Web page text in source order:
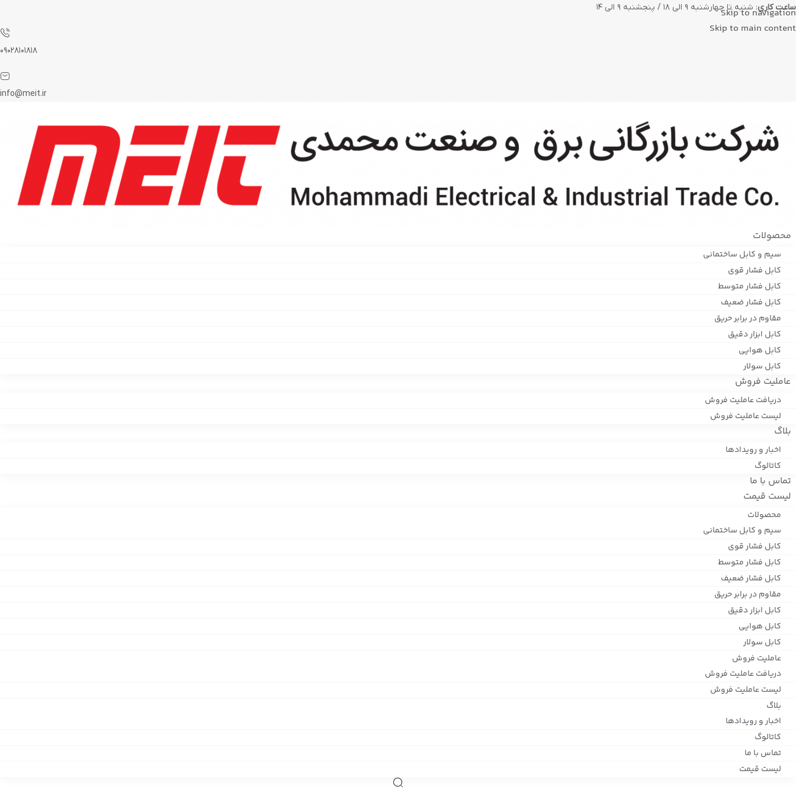
Skip to navigation
Skip to main content
ساعت کاری: شنبه تا چهارشنبه ۹ الی ۱۸ / پنجشنبه ۹ الی ۱۴
۰۹۰۲۸۱۰۱۸۱۸
info@meit.ir
محصولات
سیم و کابل ساختمانی
کابل فشار قوی
کابل فشار متوسط
کابل فشار ضعیف
مقاوم در برابر حریق
کابل ابزار دقیق
کابل هوایی
کابل سولار
عاملیت فروش
دریافت عاملیت فروش
لیست عاملیت فروش
بلاگ
اخبار و رویدادها
کاتالوگ
تماس با ما
لیست قیمت
محصولات
سیم و کابل ساختمانی
کابل فشار قوی
کابل فشار متوسط
کابل فشار ضعیف
مقاوم در برابر حریق
کابل ابزار دقیق
کابل هوایی
کابل سولار
عاملیت فروش
دریافت عاملیت فروش
لیست عاملیت فروش
بلاگ
اخبار و رویدادها
کاتالوگ
تماس با ما
لیست قیمت